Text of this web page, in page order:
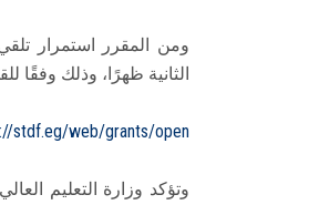
الثانية ظهرًا، وذلك وفقًا
stdf.eg/web/grants/open
وتؤكد وزارة التعليم